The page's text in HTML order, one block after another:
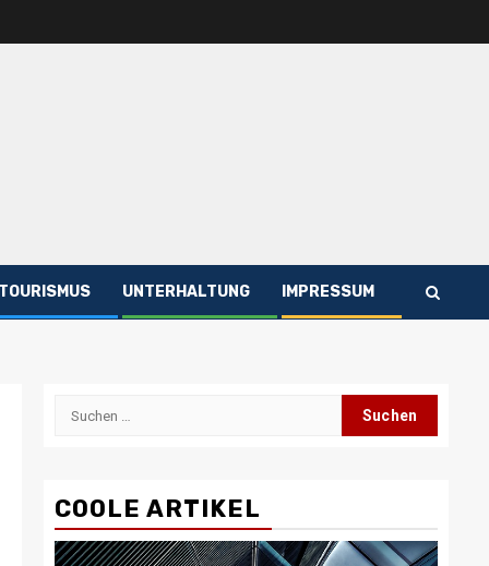
UNTERHALTUNG IMPRESSUM
Suchen
COOLE ARTIKEL